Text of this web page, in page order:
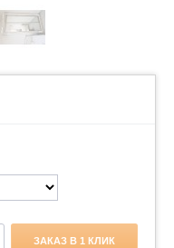
ЗАКАЗ В 1 КЛИК